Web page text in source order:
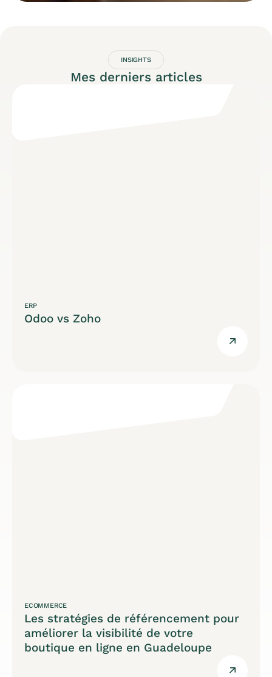
INSIGHTS
Mes derniers articles
ERP
Odoo vs Zoho
ECOMMERCE
Les stratégies de référencement pour
améliorer la visibilité de votre
boutique en ligne en Guadeloupe